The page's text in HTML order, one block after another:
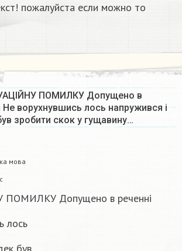
пожалуйста если можно то
ПОМИЛКУ Допущено в
Не ворухнувшись лось напружився і
зробити скок у гущавину…
мова
Допущено в реченні
лось